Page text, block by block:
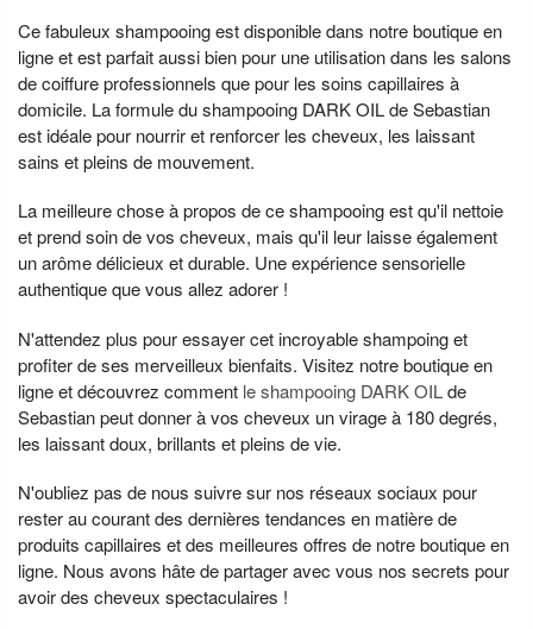
Ce fabuleux shampooing est disponible dans notre boutique en
ligne et est parfait aussi bien pour une utilisation dans les salons
de coiffure professionnels que pour les soins capillaires à
domicile. La formule du shampooing DARK OIL de Sebastian
est idéale pour nourrir et renforcer les cheveux, les laissant
sains et pleins de mouvement.
La meilleure chose à propos de ce shampooing est qu'il nettoie
et prend soin de vos cheveux, mais qu'il leur laisse également
un arôme délicieux et durable. Une expérience sensorielle
authentique que vous allez adorer !
N'attendez plus pour essayer cet incroyable shampoing et
profiter de ses merveilleux bienfaits. Visitez notre boutique en
ligne et découvrez comment le shampooing DARK OILde
Sebastian peut donner à vos cheveux un virage à 180 degrés,
les laissant doux, brillants et pleins de vie.
N'oubliez pas de nous suivre sur nos réseaux sociaux pour
rester au courant des dernières tendances en matière de
produits capillaires et des meilleures offres de notre boutique en
ligne. Nous avons hâte de partager avec vous nos secrets pour
avoir des cheveux spectaculaires !